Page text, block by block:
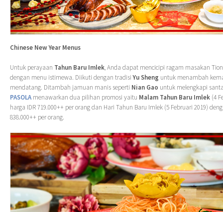
Chinese New Year Menus
Untuk perayaan Tahun Baru Imlek, Anda dapat mencicipi ragam masakan
dengan menu istimewa. Diikuti dengan tradisiYu Sheng untuk menambah
mendatang. Ditambah jamuan manis seperti Nian Gao untuk melengkapi
PASOLA menawarkan dua pilihan promosi yaitu Malam Tahun Baru Imlek (4
harga IDR 719.000++ per orang dan Hari Tahun Baru Imlek (5 Februari 2019)
838.000++ per orang.